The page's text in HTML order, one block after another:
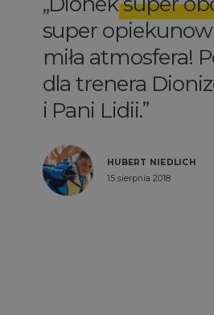
Elegancka szkoła
kitesurfingowa!
profesjonalni
instruktorzy
przykładający się
zajęć.